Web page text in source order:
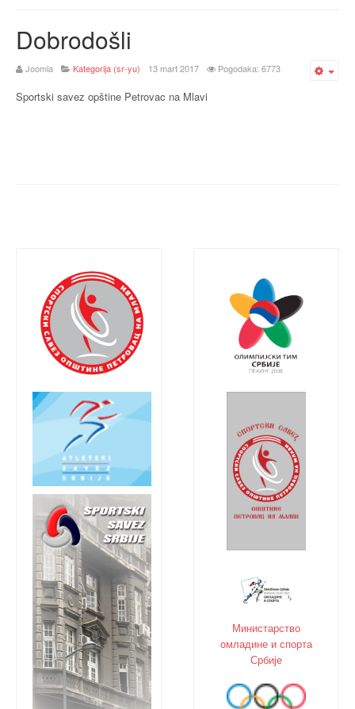
Dobrodošli
Joomla Kategorija (sr-yu) 13 mart 2017 Pogodaka: 6773
Sportski savez opštine Petrovac na Mlavi
Министарство
oмладине и спорта
Србије